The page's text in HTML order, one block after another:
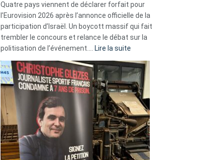
Quatre pays viennent de déclarer forfait pour
l’Eurovision 2026 après l’annonce officielle de la
participation d’Israël. Un boycott massif qui fait
trembler le concours et relance le débat sur la
politisation de l’événement.…
Lire la suite
Eurovision
2026
:
Pays-
Bas,
Espagne,
Irlande
et
Slovénie